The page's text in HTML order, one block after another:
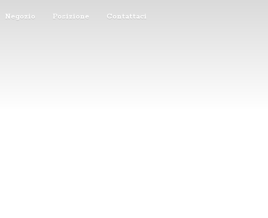
Negozio Posizione Contattaci